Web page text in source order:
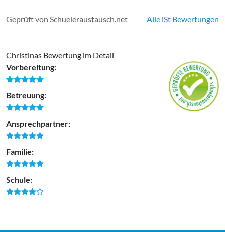
Geprüft von Schueleraustausch.net Alle iSt Bewertungen
Christinas Bewertung im Detail
Vorbereitung:
Betreuung:
Ansprechpartner:
Familie:
Schule: